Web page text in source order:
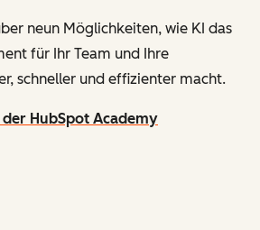
neun Möglichkeiten, wie KI das
für Ihr Team und Ihre
schneller und effizienter macht.
HubSpot Academy